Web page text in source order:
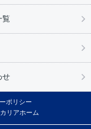
覧
せ
ポリシー
リアホーム